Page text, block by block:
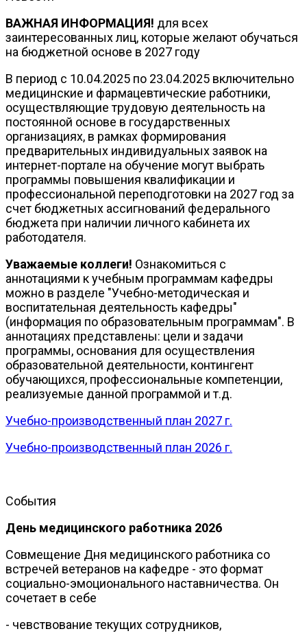
ВАЖНАЯ ИНФОРМАЦИЯ! для всех
заинтересованных лиц, которые желают обучаться
на бюджетной основе в 2027 году
В период с 10.04.2025 по 23.04.2025 включительно
медицинские и фармацевтические работники,
осуществляющие трудовую деятельность на
постоянной основе в государственных
организациях, в рамках формирования
предварительных индивидуальных заявок на
интернет-портале на обучение могут выбрать
программы повышения квалификации и
профессиональной переподготовки на 2027 год за
счет бюджетных ассигнований федерального
бюджета при наличии личного кабинета их
работодателя.
Уважаемые коллеги! Ознакомиться с
аннотациями к учебным программам кафедры
можно в разделе "Учебно-методическая и
воспитательная деятельность кафедры"
(информация по образовательным программам". В
аннотациях представлены: цели и задачи
программы, основания для осуществления
образовательной деятельности, контингент
обучающихся, профессиональные компетенции,
реализуемые данной программой и т.д.
Учебно-производственный план 2027 г.
Учебно-производственный план 2026 г.
События
День медицинского работника 2026
Совмещение Дня медицинского работника со
встречей ветеранов на кафедре - это формат
социально-эмоционального наставничества. Он
сочетает в себе
- чевствование текущих сотрудников,